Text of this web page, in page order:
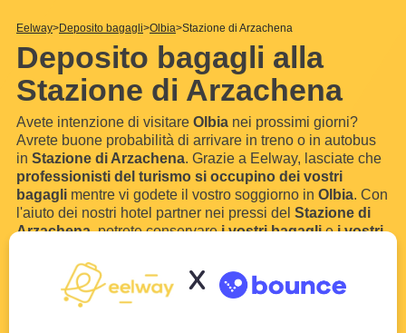
Eelway Deposito bagagli Olbia Stazione di Arzachena
Deposito bagagli alla
Stazione di Arzachena
Avete intenzione di visitare Olbia nei prossimi giorni?
Avrete buone probabilità di arrivare in treno o in autobus
in Stazione di Arzachena. Grazie a Eelway, lasciate che
professionisti del turismo si occupino dei vostri
bagagli mentre vi godete il vostro soggiorno in Olbia. Con
l'aiuto dei nostri hotel partner nei pressi del Stazione di
Arzachena, potrete conservarei vostri bagagliei vostri
Senza bagagli, puoi visitare senza limiti e
X